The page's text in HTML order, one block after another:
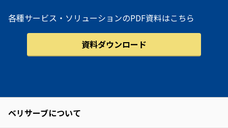
各種サービス・ソリューションのPDF資料はこちら
資料ダウンロード
ベリサーブについて